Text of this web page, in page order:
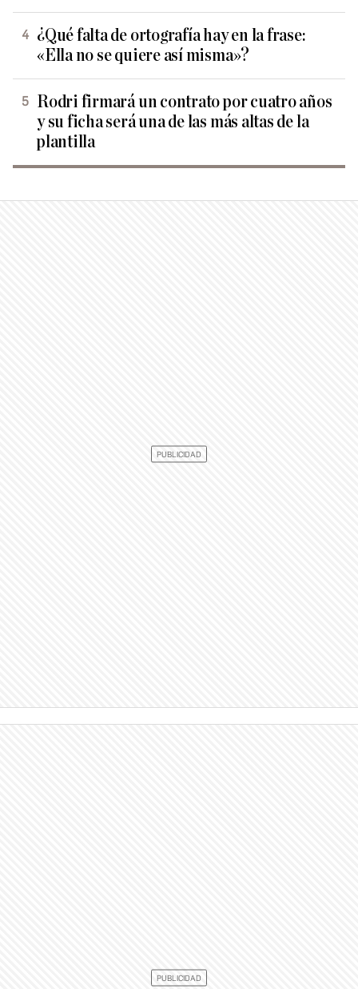
¿Qué falta de ortografía hay en la frase:
«Ella no se quiere así misma»?
Rodri firmará un contrato por cuatro años
y su ficha será una de las más altas de la
plantilla